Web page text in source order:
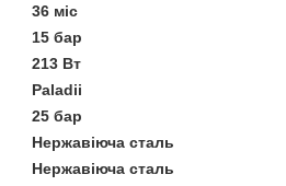
36 міс
15 бар
213 Вт
Paladii
25 бар
Нержавіюча сталь
Нержавіюча сталь